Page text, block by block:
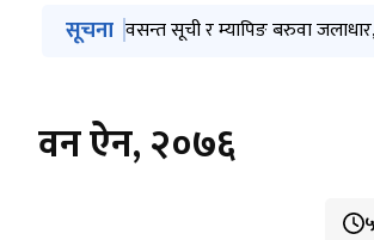
मुख्य नेभिगेसनमा जानुहोस्
सूचना खुला कविता प्रतियोगिता सम्बन्धी
वसन्त सूची र म्यापिङ बरुवा जलाधार,
कार्यक्रम मागका लागि निवेदनको
वन ऐन, २०७६